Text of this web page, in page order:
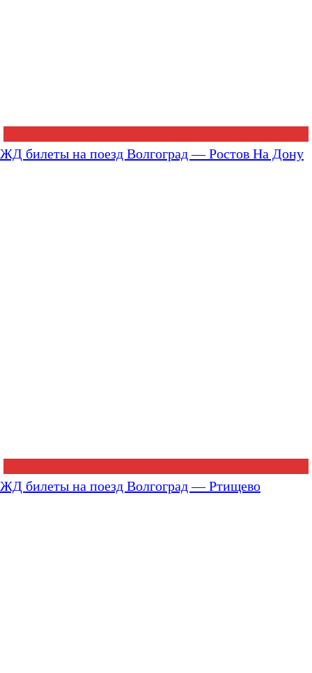
ЖД билеты на поезд Волгоград — Ростов На Дону
ЖД билеты на поезд Волгоград — Ртищево